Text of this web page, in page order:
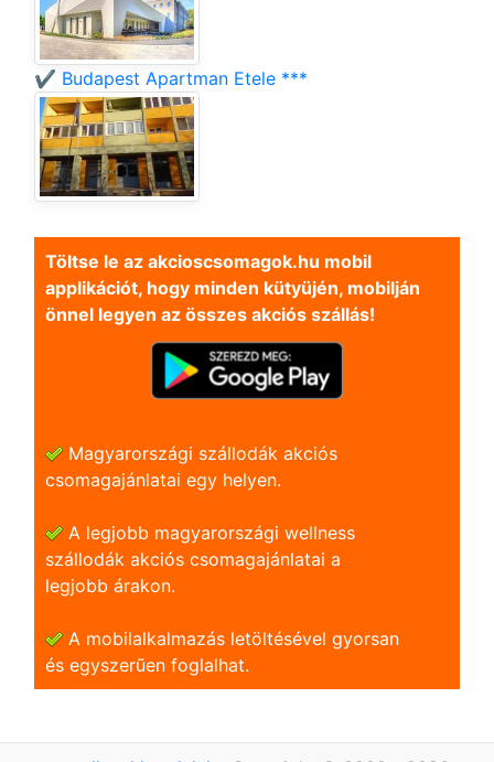
✔️ Budapest Apartman Etele ***
Töltse le az akcioscsomagok.hu mobil
applikációt, hogy minden kütyüjén, mobilján
önnel legyen az összes akciós szállás!
Magyarországi szállodák akciós
csomagajánlatai egy helyen.
A legjobb magyarországi wellness
szállodák akciós csomagajánlatai a
legjobb árakon.
A mobilalkalmazás letöltésével gyorsan
és egyszerũen foglalhat.